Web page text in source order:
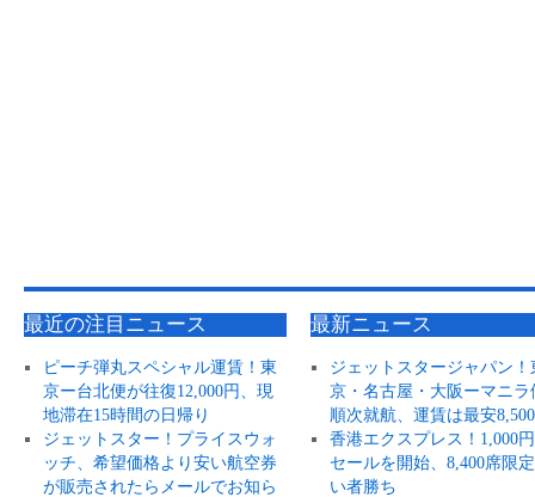
最近の注目ニュース
ピーチ弾丸スペシャル運賃！東
京ー台北便が往復12,000円、現
地滞在15時間の日帰り
ジェットスター！プライスウォ
ッチ、希望価格より安い航空券
が販売されたらメールでお知ら
最新ニュース
ジェットスタージャパン！
京・名古屋・大阪ーマニラ
順次就航、運賃は最安
香港エクスプレス！1,000
セールを開始、8,400席限
い者勝ち